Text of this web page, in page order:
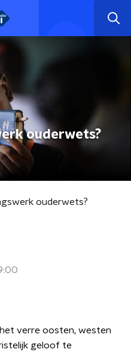
ouderwets?
ouderwets?
verre oosten, westen
geloof te